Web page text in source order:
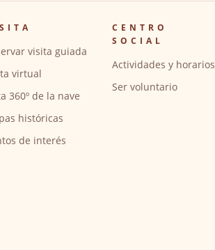
visita guiada
virtual
360º de la nave
históricas
de interés
CENTRO
SOCIAL
Actividades y horarios
Ser voluntario